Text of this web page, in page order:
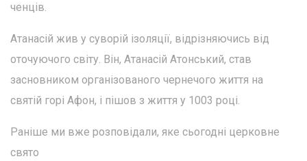
ченців.
Атанасій жив у суворій ізоляції, відрізняючись від
оточуючого світу. Він, Атанасій Атонський, став
засновником організованого чернечого життя на
святій горі Афон, і пішов з життя у 1003 році.
Раніше ми вже розповідали, яке сьогодні церковне
свято